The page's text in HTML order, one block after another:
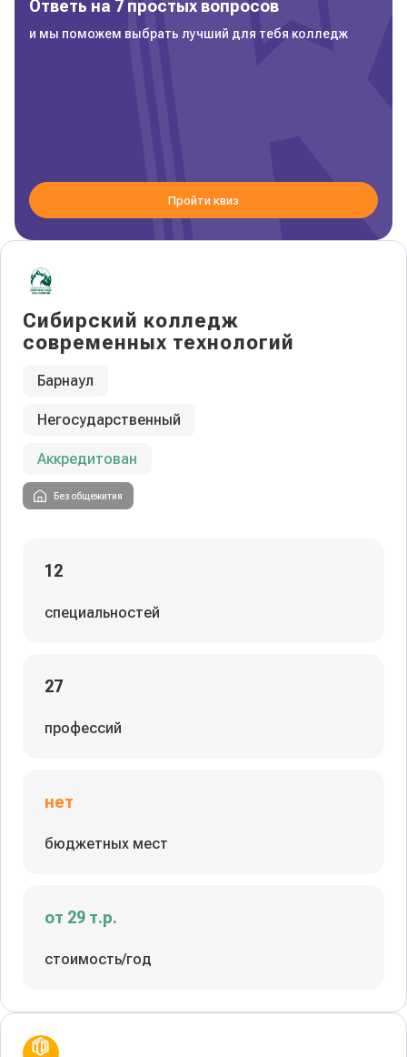
Сибирский колледж
современных технологий
Барнаул
Негосударственный
Аккредитован
Без общежития
12
специальностей
27
профессий
нет
бюджетных мест
от 29 т.р.
стоимость/год
Ответь на 7 простых вопросов
и мы поможем выбрать лучший для тебя колледж
Пройти квиз